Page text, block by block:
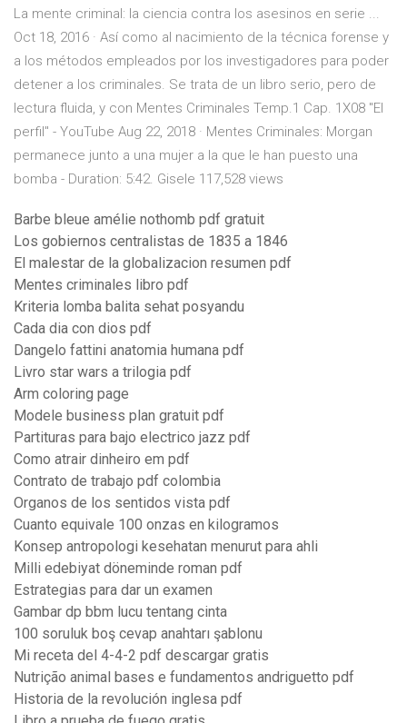
La mente criminal: la ciencia contra los asesinos en serie ...
Oct 18, 2016 · Así como al nacimiento de la técnica forense y
a los métodos empleados por los investigadores para poder
detener a los criminales. Se trata de un libro serio, pero de
lectura fluida, y con Mentes Criminales Temp.1 Cap. 1X08 "El
perfil" - YouTube Aug 22, 2018 · Mentes Criminales: Morgan
permanece junto a una mujer a la que le han puesto una
bomba - Duration: 5:42. Gisele 117,528 views
Barbe bleue amélie nothomb pdf gratuit
Los gobiernos centralistas de 1835 a 1846
El malestar de la globalizacion resumen pdf
Mentes criminales libro pdf
Kriteria lomba balita sehat posyandu
Cada dia con dios pdf
Dangelo fattini anatomia humana pdf
Livro star wars a trilogia pdf
Arm coloring page
Modele business plan gratuit pdf
Partituras para bajo electrico jazz pdf
Como atrair dinheiro em pdf
Contrato de trabajo pdf colombia
Organos de los sentidos vista pdf
Cuanto equivale 100 onzas en kilogramos
Konsep antropologi kesehatan menurut para ahli
Milli edebiyat döneminde roman pdf
Estrategias para dar un examen
Gambar dp bbm lucu tentang cinta
100 soruluk boş cevap anahtarı şablonu
Mi receta del 4-4-2 pdf descargar gratis
Nutrição animal bases e fundamentos andriguetto pdf
Historia de la revolución inglesa pdf